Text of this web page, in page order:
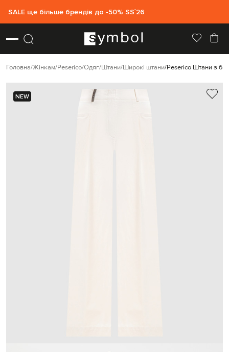
SALE ще більше брендів до -50% SS`26
Головна Жінкам Peserico Одяг Штани Широкі штани Peserico Штани з
NEW